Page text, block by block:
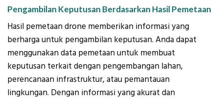
Pengambilan Keputusan Berdasarkan Hasil Pemetaan
Hasil pemetaan drone memberikan informasi yang
berharga untuk pengambilan keputusan. Anda dapat
menggunakan data pemetaan untuk membuat
keputusan terkait dengan pengembangan lahan,
perencanaan infrastruktur, atau pemantauan
lingkungan. Dengan informasi yang akurat dan